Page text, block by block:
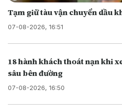
Tạm giữ tàu vận chuyển dầu
07-08-2026, 16:51
18 hành khách thoát nạn khi
sâu bên đường
07-08-2026, 16:50